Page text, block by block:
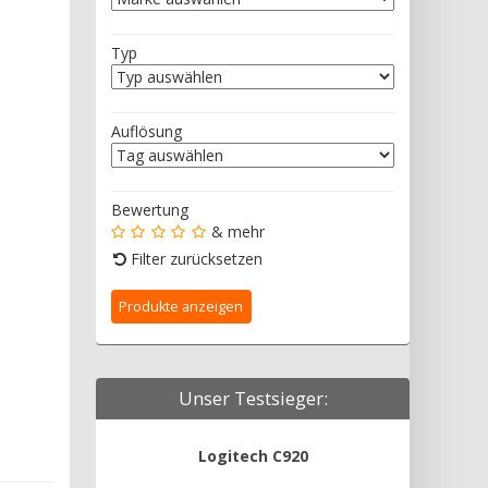
Typ
Auflösung
Bewertung
& mehr
Filter zurücksetzen
Unser Testsieger:
Logitech C920